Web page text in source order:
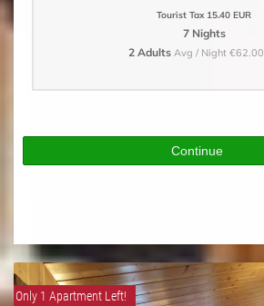
Tourist Tax 15.40 EUR
7 Nights
2 Adults Avg / Night €62.00
Continue
Only 1 Apartment Left!